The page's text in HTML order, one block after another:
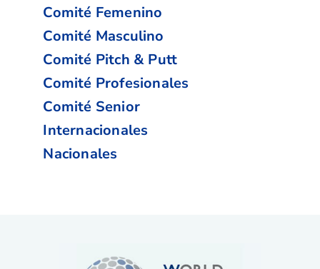
Comité Femenino
Comité Masculino
Comité Pitch & Putt
Comité Profesionales
Comité Senior
Internacionales
Nacionales